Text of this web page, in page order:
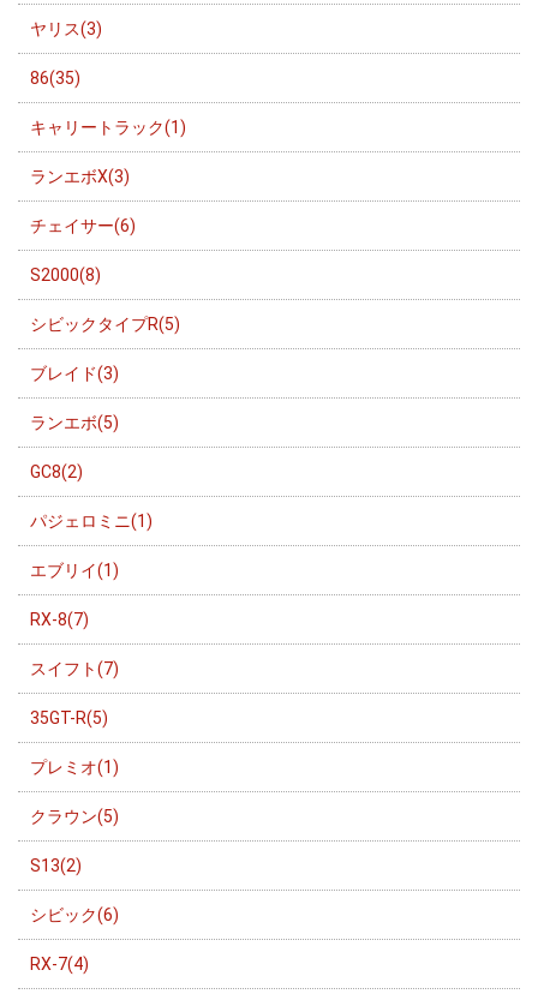
ヤリス(3)
86(35)
キャリートラック(1)
ランエボX(3)
チェイサー(6)
S2000(8)
シビックタイプR(5)
ブレイド(3)
ランエボ(5)
GC8(2)
パジェロミニ(1)
エブリイ(1)
RX-8(7)
スイフト(7)
35GT-R(5)
プレミオ(1)
クラウン(5)
S13(2)
シビック(6)
RX-7(4)